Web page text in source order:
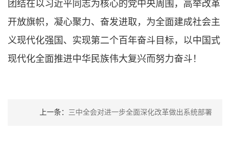
团结在以习近平同志为核心的党中央周围，高举改革
开放旗帜，凝心聚力、奋发进取，为全面建成社会主
义现代化强国、实现第二个百年奋斗目标，以中国式
现代化全面推进中华民族伟大复兴而努力奋斗！
上一条： 三中全会对进一步全面深化改革做出系统部署